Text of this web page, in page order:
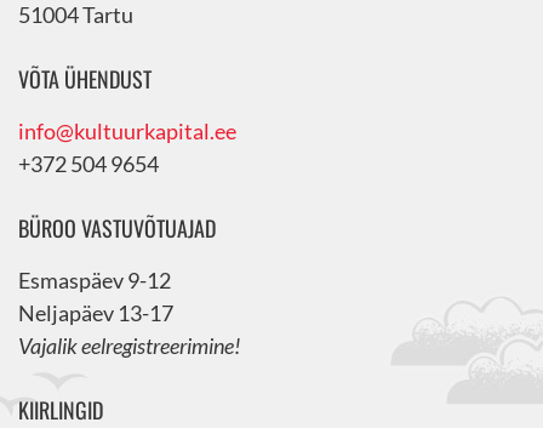
51004 Tartu
VÕTA ÜHENDUST
info@kultuurkapital.ee
+372 504 9654
BÜROO VASTUVÕTUAJAD
Esmaspäev 9-12
Neljapäev 13-17
Vajalik eelregistreerimine!
KIIRLINGID